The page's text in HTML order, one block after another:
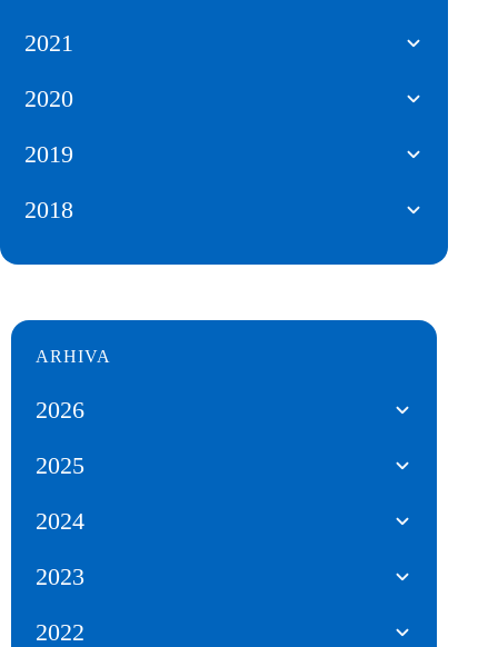
2021
2020
2019
2018
ARHIVA
2026
2025
2024
2023
2022